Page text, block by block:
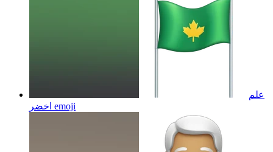
علم
اخضر emoji